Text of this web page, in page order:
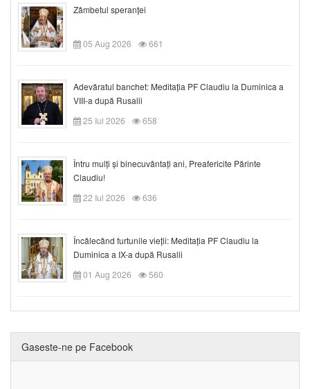
Zâmbetul speranței
05 Aug 2026 661
Adevăratul banchet: Meditația PF Claudiu la Duminica a
VIII-a după Rusalii
25 Iul 2026
658
Întru mulți și binecuvântați ani, Preafericite Părinte
Claudiu!
22 Iul 2026
636
Încălecând furtunile vieții: Meditația PF Claudiu la
Duminica a IX-a după Rusalii
01 Aug 2026
560
Gaseste-ne pe Facebook